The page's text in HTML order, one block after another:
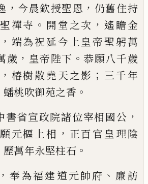
， 今晨欽授聖恩 ， 仍舊住持
禪寺 。 開堂之次 ， 遙瞻金
， 端為祝延今上皇帝聖躬萬
歲 ， 皇帝陛下 。恭願八千歲
， 椿樹散堯天之影 ； 三千年
蟠桃吹御苑之香 。
書省宣政院諸位宰相國公 ，
元樞上相 ， 正百官皇理陰
歷萬年永堅柱石 。
， 奉為福建道元帥府 、 廉訪